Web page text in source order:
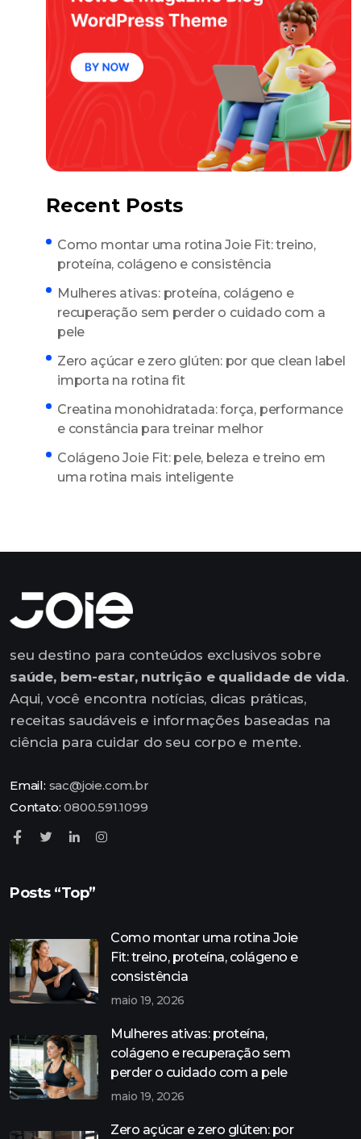
Recent Posts
Como montar uma rotina Joie Fit: treino,
proteína, colágeno e consistência
Mulheres ativas: proteína, colágeno e
recuperação sem perder o cuidado com a
pele
Zero açúcar e zero glúten: por que clean label
importa na rotina fit
Creatina monohidratada: força, performance
e constância para treinar melhor
Colágeno Joie Fit: pele, beleza e treino em
uma rotina mais inteligente
seu destino para conteúdos exclusivos sobre
saúde, bem-estar, nutrição e qualidade de vida.
Aqui, você encontra notícias, dicas práticas,
receitas saudáveis e informações baseadas na
ciência para cuidar do seu corpo e mente.
Email: sac@joie.com.br
Contato:0800.591.1099
Posts “Top”
Como montar uma rotina Joie
Fit: treino, proteína, colágeno e
consistência
maio 19, 2026
Mulheres ativas: proteína,
colágeno e recuperação sem
perder o cuidado com a pele
maio 19, 2026
Zero açúcar e zero glúten: por